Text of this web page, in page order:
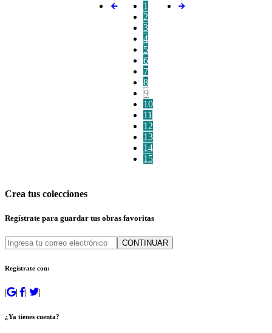
1
2
3
4
5
6
7
8
9
10
11
12
13
14
15
Crea tus colecciones
Regístrate para guardar tus obras favoritas
CONTINUAR
Regístrate con:
| | | |
¿Ya tienes cuenta?